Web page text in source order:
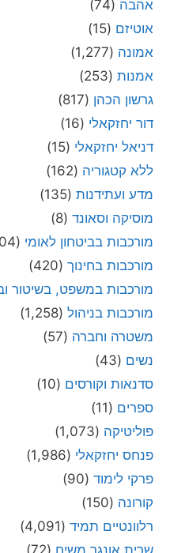
אהבה (74)
אוטיזם (15)
אמונה (1,277)
אמנות (253)
גרשון הכהן (817)
דור יחזקאלי (16)
דניאל יחזקאלי (15)
ללא קטגוריה (162)
מדע ועתידנות (135)
מוסיקה וסאונד (8)
מורכבות בביטחון לאומי (4,504)
מורכבות בחינוך (420)
מורכבות במשפט, בשיטור
מורכבות בניהול (1,258)
משטרה וחברה (57)
נשים (43)
סדנאות וקורסים (10)
ספרים (11)
פוליטיקה (1,073)
פנחס יחזקאלי (1,986)
פרקי לימוד (90)
קורונה (150)
רלוונטיים תמיד (4,091)